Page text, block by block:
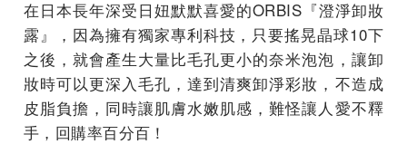
在日本長年深受日妞默默喜愛的ORBIS『澄淨卸妝
露』，因為擁有獨家專利科技，只要搖晃晶球10下
之後，就會產生大量比毛孔更小的奈米泡泡，讓卸
妝時可以更深入毛孔，達到清爽卸淨彩妝，不造成
皮脂負擔，同時讓肌膚水嫩肌感，難怪讓人愛不釋
手，回購率百分百！